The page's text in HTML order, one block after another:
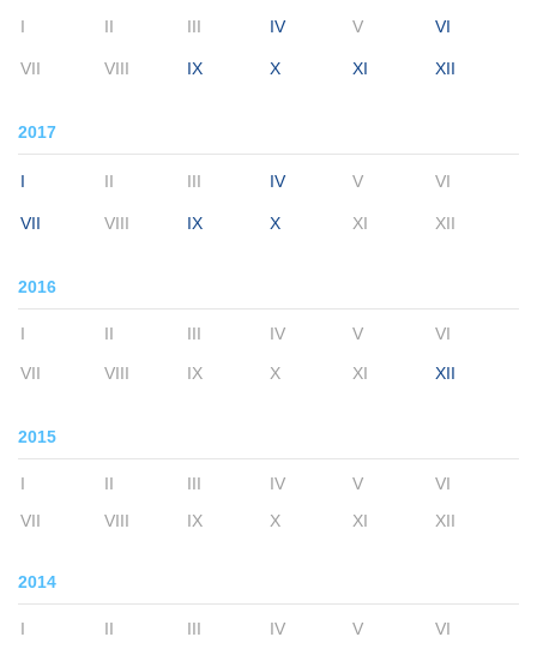
I II III IV V VI
VII VIII IX X XI XII
2017
I II III IV V VI
VII VIII IX X XI XII
2016
I II III IV V VI
VII VIII IX X XI XII
2015
I II III IV V
VI
VII
VIII IX X XI XII
2014
I II III IV V
VI